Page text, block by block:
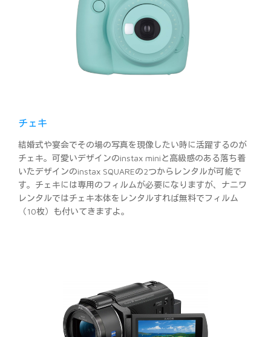
チェキ
結婚式や宴会でその場の写真を現像したい時に活躍するのが
チェキ。可愛いデザインのinstax miniと高級感のある落ち着
いたデザインのinstax SQUAREの2つからレンタルが可能で
す。チェキには専用のフィルムが必要になりますが、ナニワ
レンタルではチェキ本体をレンタルすれば無料でフィルム
（10枚）も付いてきますよ。